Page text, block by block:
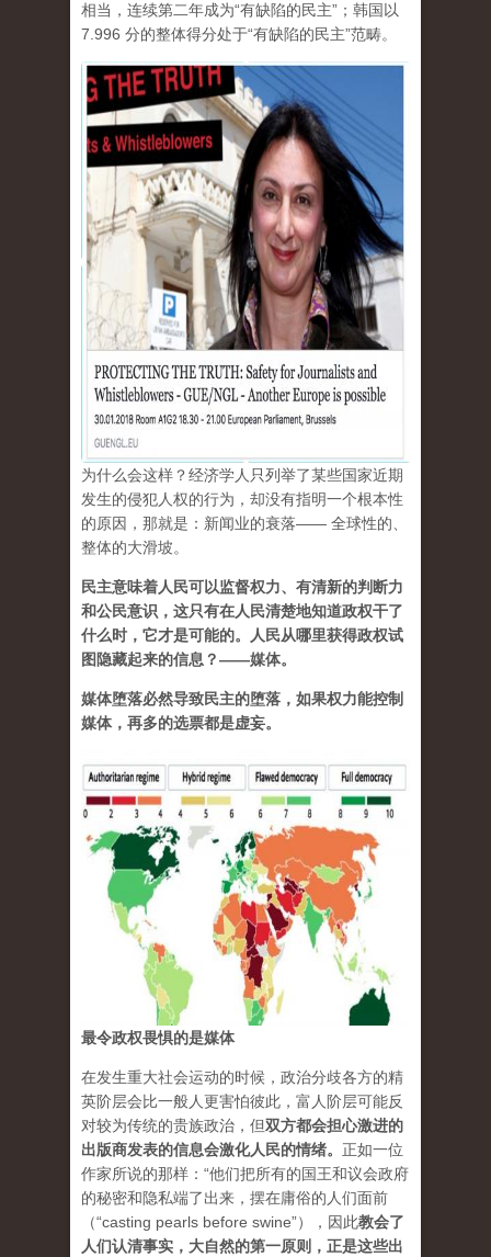
相当，连续第二年成为“有缺陷的民主”；韩国以
7.996 分的整体得分处于“有缺陷的民主”范畴。
为什么会这样？经济学人只列举了某些国家近期
发生的侵犯人权的行为，却没有指明一个根本性
的原因，那就是：新闻业的衰落—— 全球性的、
整体的大滑坡。
民主意味着人民可以监督权力、有清新的判断力
和公民意识，这只有在人民清楚地知道政权干了
什么时，它才是可能的。人民从哪里获得政权试
图隐藏起来的信息？——媒体。
媒体堕落必然导致民主的堕落，如果权力能控制
媒体，再多的选票都是虚妄。
最令政权畏惧的是媒体
在发生重大社会运动的时候，政治分歧各方的精
英阶层会比一般人更害怕彼此，富人阶层可能反
对较为传统的贵族政治，但双方都会担心激进的
出版商发表的信息会激化人民的情绪。 正如一位
作家所说的那样：“他们把所有的国王和议会政府
的秘密和隐私端了出来，摆在庸俗的人们面前
（“casting pearls before swine”），因此教会了
人们认清事实，大自然的第一原则，正是这些出